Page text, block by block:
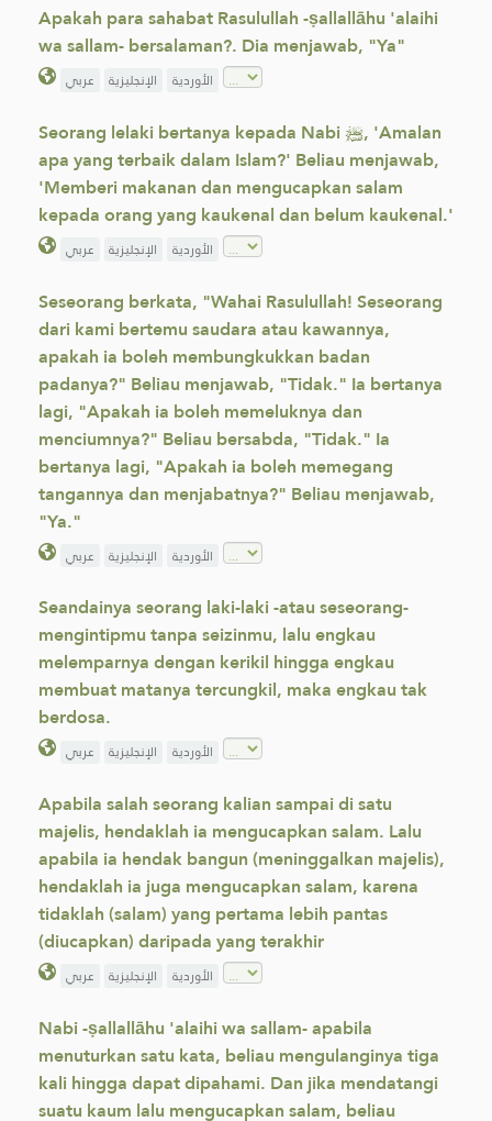
Apakah para sahabat Rasulullah -ṣallallāhu 'alaihi
wa sallam- bersalaman?. Dia menjawab, "Ya"
عربي الإنجليزية الأوردية
Seorang lelaki bertanya kepada Nabi ﷺ, 'Amalan
apa yang terbaik dalam Islam?' Beliau menjawab,
'Memberi makanan dan mengucapkan salam
kepada orang yang kaukenal dan belum kaukenal.'
عربي الإنجليزية الأوردية
Seseorang berkata, "Wahai Rasulullah! Seseorang
dari kami bertemu saudara atau kawannya,
apakah ia boleh membungkukkan badan
padanya?" Beliau menjawab, "Tidak." Ia bertanya
lagi, "Apakah ia boleh memeluknya dan
menciumnya?" Beliau bersabda, "Tidak." Ia
bertanya lagi, "Apakah ia boleh memegang
tangannya dan menjabatnya?" Beliau menjawab,
"Ya."
عربي الإنجليزية الأوردية
Seandainya seorang laki-laki -atau seseorang-
mengintipmu tanpa seizinmu, lalu engkau
melemparnya dengan kerikil hingga engkau
membuat matanya tercungkil, maka engkau tak
berdosa.
عربي الإنجليزية الأوردية
Apabila salah seorang kalian sampai di satu
majelis, hendaklah ia mengucapkan salam. Lalu
apabila ia hendak bangun (meninggalkan majelis),
hendaklah ia juga mengucapkan salam, karena
tidaklah (salam) yang pertama lebih pantas
(diucapkan) daripada yang terakhir
عربي الإنجليزية الأوردية
Nabi -ṣallallāhu 'alaihi wa sallam- apabila
menuturkan satu kata, beliau mengulanginya tiga
kali hingga dapat dipahami. Dan jika mendatangi
suatu kaum lalu mengucapkan salam, beliau